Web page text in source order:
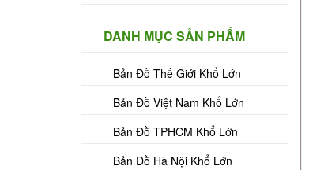
DANH MỤC SẢN PHẨM
Bản Đồ Thế Giới Khổ Lớn
Bản Đồ Việt Nam Khổ Lớn
Bản Đồ TPHCM Khổ Lớn
Bản Đồ Hà Nội Khổ Lớn